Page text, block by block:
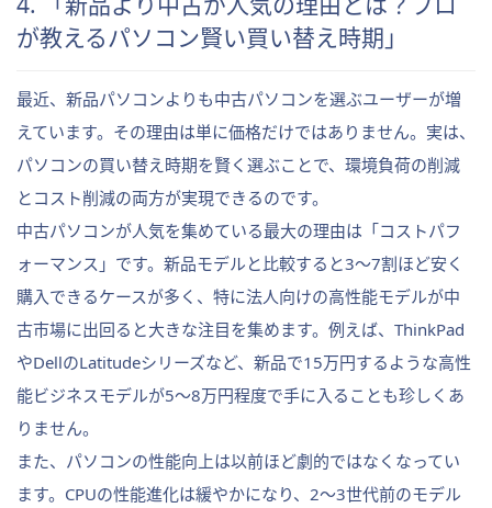
が教えるパソコン賢い買い替え時期」
最近、新品パソコンよりも中古パソコンを選ぶユーザーが増
えています。その理由は単に価格だけではありません。実は、
パソコンの買い替え時期を賢く選ぶことで、環境負荷の削減
とコスト削減の両方が実現できるのです。
中古パソコンが人気を集めている最大の理由は「コストパフ
ォーマンス」です。新品モデルと比較すると3〜7割ほど安く
購入できるケースが多く、特に法人向けの高性能モデルが中
古市場に出回ると大きな注目を集めます。例えば、ThinkPad
やDellのLatitudeシリーズなど、新品で15万円するような高性
能ビジネスモデルが5〜8万円程度で手に入ることも珍しくあ
りません。
また、パソコンの性能向上は以前ほど劇的ではなくなってい
ます。CPUの性能進化は緩やかになり、2〜3世代前のモデル